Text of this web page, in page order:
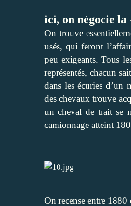
ici, on négocie la
On trouve
usés, qui feront
peu exigeants. Tous
représentés, chacun
dans les écuries d’un
des chevaux trouve
un cheval de trait se
camionnage atteint
On recense entre